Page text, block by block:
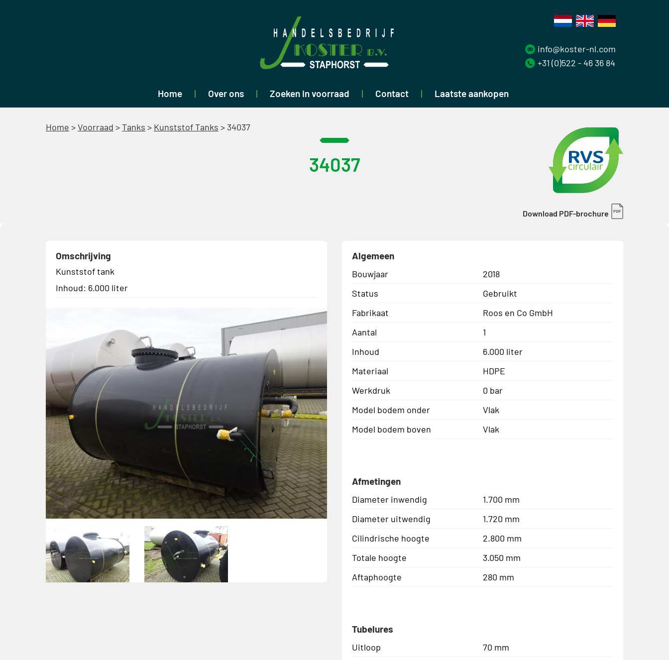
Home Over ons Zoeken in voorraad Contact Laatste aankopen
info@koster-nl.com
+31 (0)522 - 46 36 84
Home >Voorraad >Tanks > Kunststof Tanks > 34037
34037
Download PDF-brochure
Omschrijving
Kunststof tank
Inhoud: 6.000 liter
Algemeen
Bouwjaar
2018
Status
Gebruikt
Fabrikaat
Roos en Co GmbH
Aantal
1
Inhoud
6.000 liter
Materiaal
HDPE
Werkdruk
0 bar
Model bodem onder
Vlak
Model bodem boven
Vlak
Afmetingen
Diameter inwendig
1.700 mm
Diameter uitwendig
1.720 mm
Cilindrische hoogte
2.800 mm
Totale hoogte
3.050 mm
Aftaphoogte
280 mm
Tubelures
Uitloop
70 mm